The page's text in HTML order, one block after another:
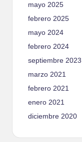
mayo 2025
febrero 2025
mayo 2024
febrero 2024
septiembre 2023
marzo 2021
febrero 2021
enero 2021
diciembre 2020